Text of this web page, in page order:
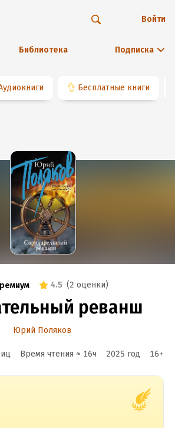
Библиотека Подписка
Войти
👌 Бесплатные книги
4.5 (2 оценки)
реванш
Юрий Поляков
Время чтения ≈ 16ч 2025 год 16+